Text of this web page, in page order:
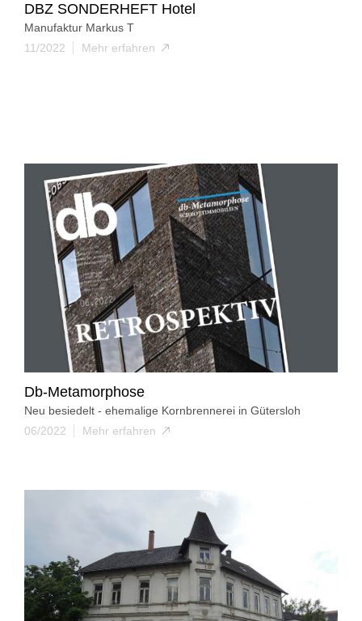
DBZ SONDERHEFT Hotel
Manufaktur Markus T
11/2022
Mehr erfahren
Db-Metamorphose
Neu besiedelt - ehemalige Kornbrennerei in Gütersloh
06/2022
Mehr erfahren